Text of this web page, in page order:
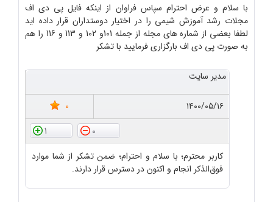
با سلام و عرض احترام سپاس فراوان از اینکه فایل پی دی اف
مجلات رشد آموزش شیمی را در اختیار دوستداران قرار داده اید
لطفا بعضی از شماره های مجله از جمله 101و 102 و 113 و 116 را هم
به صورت پی دی اف بارگزاری فرمایید با تشکر
مدیر سایت
۱۴۰۰/۰۵/۱۶
0
0
1
کاربر محترم؛ با سلام و احترام؛ ضمن تشکر از شما موارد
فوق‌الذکر انجام و اکنون در دسترس قرار دارند.